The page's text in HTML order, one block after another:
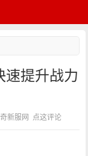
速提升战力
新服网 点这评论